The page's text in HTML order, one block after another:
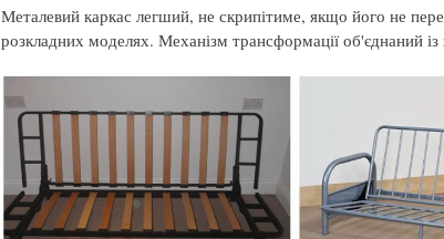
Металевий каркас легший, не скрипітиме, якщо його не
розкладних моделях. Механізм трансформації об'єднаний